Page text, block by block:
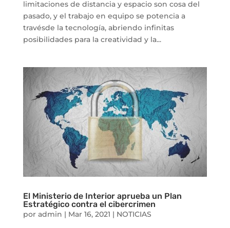
limitaciones de distancia y espacio son cosa del
pasado, y el trabajo en equipo se potencia a
travésde la tecnología, abriendo infinitas
posibilidades para la creatividad y la...
El Ministerio de Interior aprueba un Plan
Estratégico contra el cibercrimen
por admin | Mar 16, 2021 | NOTICIAS